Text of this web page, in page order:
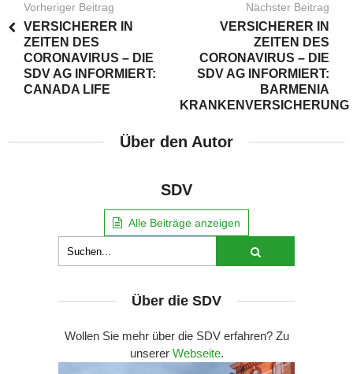
Vorheriger Beitrag
VERSICHERER IN
ZEITEN DES
CORONAVIRUS – DIE
SDV AG INFORMIERT:
CANADA LIFE
Nächster Beitrag
VERSICHERER IN
ZEITEN DES
CORONAVIRUS – DIE
SDV AG INFORMIERT:
BARMENIA
KRANKENVERSICHERUNG
Über den Autor
SDV
Alle Beiträge anzeigen
Über die SDV
Wollen Sie mehr über die SDV erfahren? Zu
unserer Webseite.